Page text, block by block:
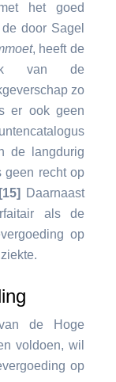
het goed
door Sagel
, heeft de
van de
zo
er ook geen
de langdurig
geen recht op
[15]
Daarnaast
als de
op
de Hoge
voldoen, wil
op